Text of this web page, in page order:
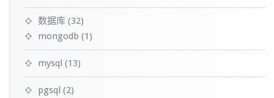
数据库 (32)
mongodb (1)
mysql (13)
pgsql (2)